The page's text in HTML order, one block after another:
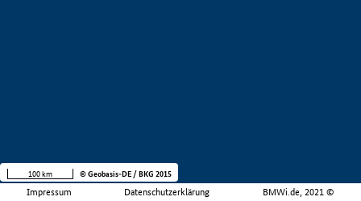
Impressum Datenschutzerklärung BMWi.de, 2021 ©
100 km © Geobasis-DE / BKG 2015